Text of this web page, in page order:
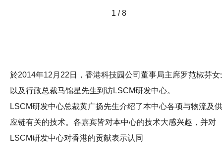
1 / 8
於2014年12月22日，香港科技园公司董事局主席罗范椒芬女
以及行政总裁马锦星先生到访LSCM研发中心。
LSCM研发中心总裁黄广扬先生介绍了本中心各项与物流及供
应链有关的技术。各嘉宾皆对本中心的技术大感兴趣，并对
LSCM研发中心对香港的贡献表示认同